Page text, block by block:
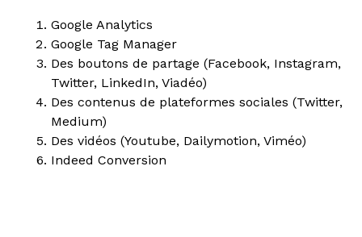
Google Analytics
Google Tag Manager
Des boutons de partage (Facebook, Instagram,
Twitter, LinkedIn, Viadéo)
Des contenus de plateformes sociales (Twitter,
Medium)
Des vidéos (Youtube, Dailymotion, Viméo)
Indeed Conversion